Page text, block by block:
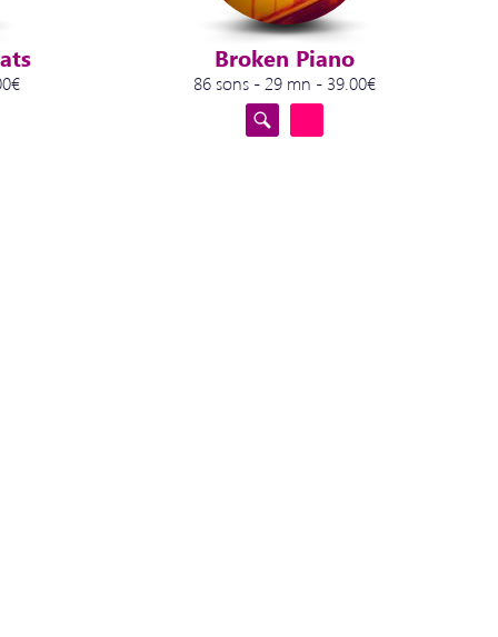
Broken Piano
86 sons - 29 mn - 39.00€